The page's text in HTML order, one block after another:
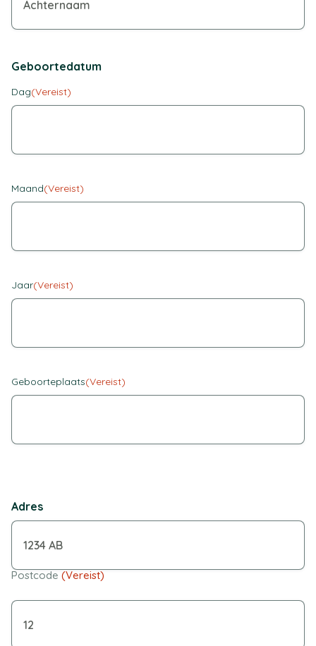
Geboortedatum
Dag(Vereist)
Maand(Vereist)
Jaar(Vereist)
Geboorteplaats(Vereist)
Adres
Postcode (Vereist)